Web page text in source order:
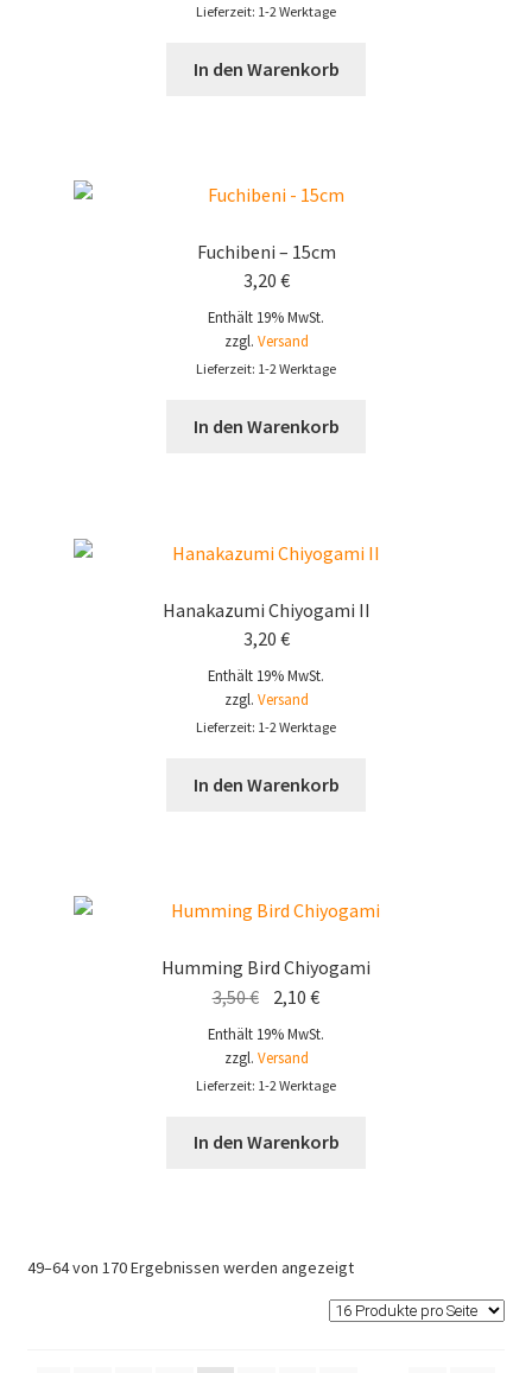
Lieferzeit: 1-2 Werktage
In den Warenkorb
Fuchibeni – 15cm
3,20 €
Enthält 19% MwSt.
zzgl. Versand
Lieferzeit: 1-2 Werktage
In den Warenkorb
Hanakazumi Chiyogami II
3,20 €
Enthält 19% MwSt.
zzgl. Versand
Lieferzeit: 1-2 Werktage
In den Warenkorb
Humming Bird Chiyogami
3,50€ Ursprünglicher
Preis
war:
3,50 €
2,10€Aktueller
2,10 €.
Enthält 19% MwSt.
zzgl. Versand
Lieferzeit: 1-2 Werktage
In den Warenkorb
49–64 von 170 Ergebnissen werden angezeigt